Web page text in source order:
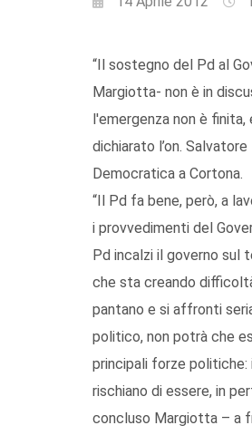
“Il sostegno del Pd al
Margiotta- non è in
l'emergenza non è finita,
dichiarato l’on.
Democratica a Cortona.
“Il Pd fa bene, però, a
i provvedimenti del
Pd incalzi il governo sul
che sta creando
pantano e si affronti
politico, non potrà che
principali forze politiche:
rischiano di essere, in
concluso Margiotta – a